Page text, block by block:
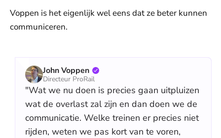
Voppen is het eigenlijk wel eens dat ze beter kunnen
communiceren.
John Voppen
Directeur ProRail
"Wat we nu doen is precies gaan uitpluizen
wat de overlast zal zijn en dan doen we de
communicatie. Welke treinen er precies niet
rijden, weten we pas kort van te voren,